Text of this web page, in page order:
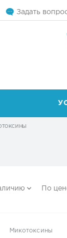
Задать
По
Микотоксины